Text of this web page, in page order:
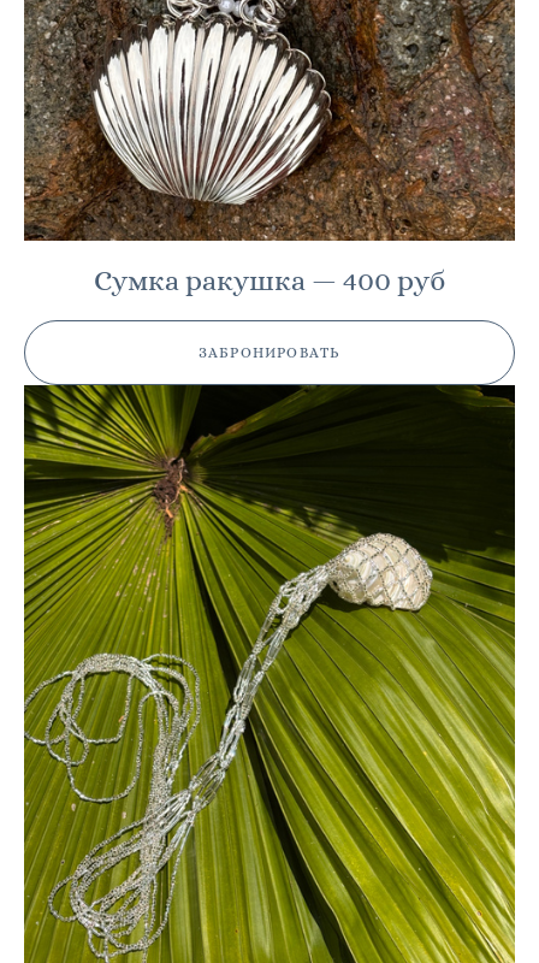
Сумка ракушка — 400 руб
ЗАБРОНИРОВАТЬ